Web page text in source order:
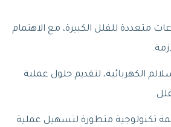
متعددة للفلل الكبيرة، مع الاهتمام
الكهربائية، لتقديم حلول عملية
تكنولوجية متطورة لتسهيل عملية